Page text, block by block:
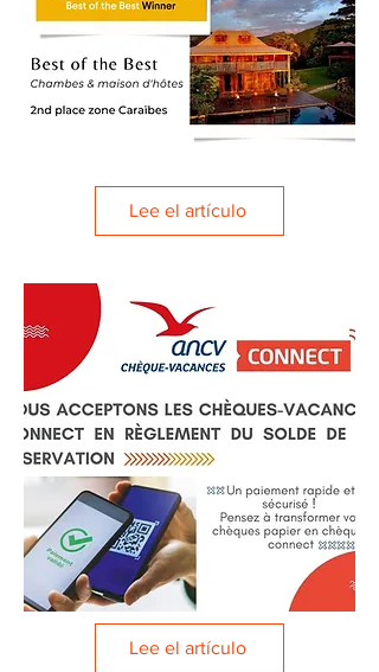
Lee el artículo
Lee el artículo